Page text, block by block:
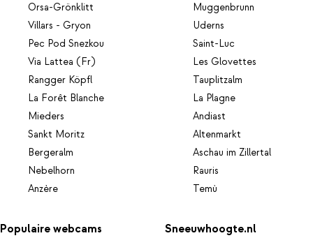
Orsa-Grönklitt
Villars - Gryon
Pec Pod Snezkou
Via Lattea (Fr)
Rangger Köpfl
La Forêt Blanche
Mieders
Sankt Moritz
Bergeralm
Nebelhorn
Anzère
Muggenbrunn
Uderns
Saint-Luc
Les Glovettes
Tauplitzalm
La Plagne
Andiast
Altenmarkt
Aschau im Zillertal
Rauris
Temù
Populaire webcams Sneeuwhoogte.nl